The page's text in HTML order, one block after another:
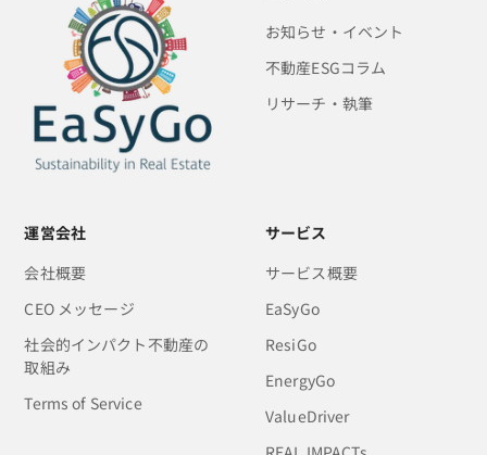
お知らせ・イベント
不動産ESGコラム
リサーチ・執筆
運営会社
会社概要
CEO メッセージ
社会的インパクト不動産の
取組み
Terms of Service
サービス
サービス概要
EaSyGo
ResiGo
EnergyGo
ValueDriver